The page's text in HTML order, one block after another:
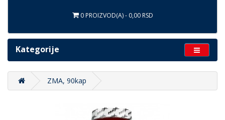
0 PROIZVOD(A) - 0,00 RSD
Kategorije
ZMA, 90kap